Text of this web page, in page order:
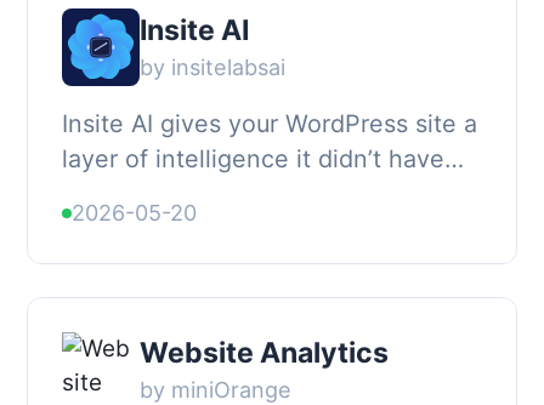
Insite AI
by insitelabsai
Insite AI gives your WordPress site a
layer of intelligence it didn’t have
assistant that understands what
they’...
2026-05-20
Website Analytics
by miniOrange